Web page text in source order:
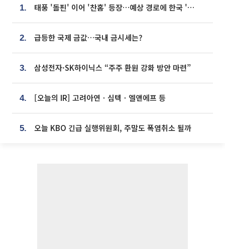
1. 태풍 '돌핀' 이어 '찬홈' 등장…예상 경로에 한국 '한숨'
2. 급등한 국제 금값…국내 금시세는?
3. 삼성전자·SK하이닉스 “주주 환원 강화 방안 마련”
4. [오늘의 IR] 고려아연ㆍ심텍ㆍ엘앤에프 등
5. 오늘 KBO 긴급 실행위원회, 주말도 폭염취소 될까